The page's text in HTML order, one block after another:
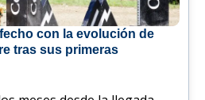
con la evolución de
tras sus primeras